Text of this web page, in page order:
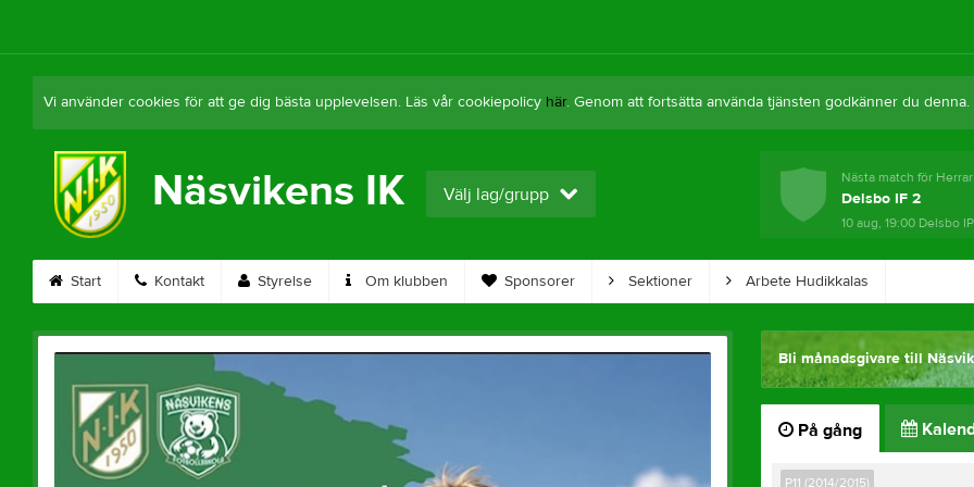
Vi använder cookies för att ge dig bästa upplevelsen. Läs vår cookiepolicy här. Genom att fortsätta använda tjänsten godkänner du denna.
Näsvikens IK Välj lag/grupp
Nästa match för Herrar
Delsbo IF 2
10 aug, 19:00 Delsbo IP
Start Kontakt Styrelse Om klubben Sponsorer Sektioner Arbete Hudikkalas
Bli månadsgivare till
På gång
P11 (2014/2015)